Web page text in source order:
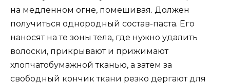
на медленном огне, помешивая. Должен
получиться однородный состав-паста. Его
наносят на те зоны тела, где нужно удалить
волоски, прикрывают и прижимают
хлопчатобумажной тканью, а затем за
свободный кончик ткани резко дергают для